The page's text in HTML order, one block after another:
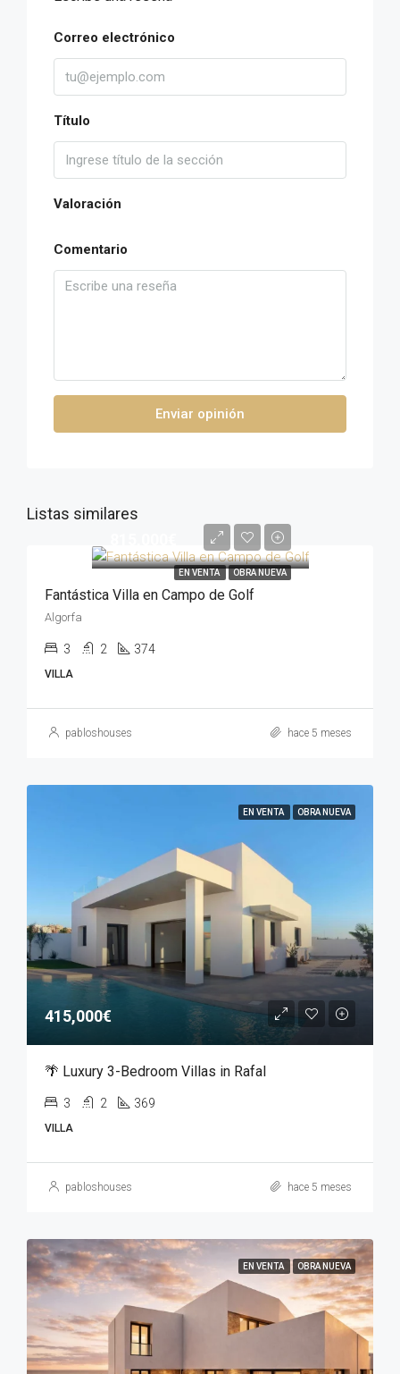
Correo electrónico
Título
Valoración
Comentario
Enviar opinión
Listas similares
EN VENTA OBRA NUEVA
Fantástica Villa en Campo de Golf
Algorfa
3 2 374
VILLA
pabloshouses hace 5 meses
EN VENTA OBRA NUEVA
415,000€
🌴 Luxury 3-Bedroom Villas in Rafal
3 2 369
VILLA
pabloshouses hace 5 meses
EN VENTA OBRA NUEVA